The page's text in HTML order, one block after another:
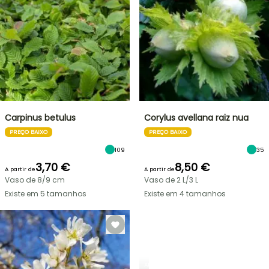
Carpinus betulus
PREÇO BAIXO
109
A partir de3,70 €
Vaso de 8/9 cm
Existe em 5 tamanhos
Corylus avellana raiz nua
PREÇO BAIXO
35
A partir de8,50 €
Vaso de 2 L/3 L
Existe em 4 tamanhos